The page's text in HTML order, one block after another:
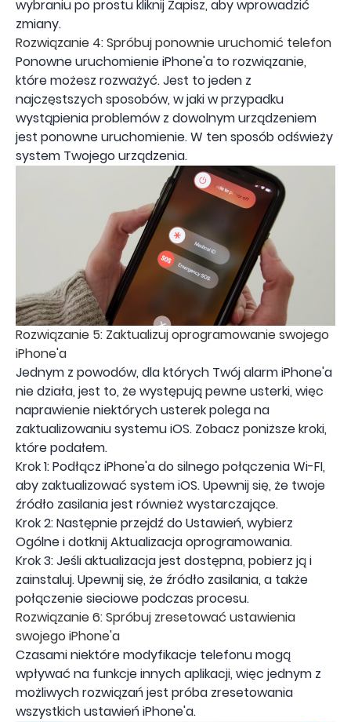
wybraniu po prostu kliknij Zapisz, aby wprowadzić
zmiany.
Rozwiązanie 4: Spróbuj ponownie uruchomić telefon
Ponowne uruchomienie iPhone'a to rozwiązanie,
które możesz rozważyć. Jest to jeden z
najczęstszych sposobów, w jaki w przypadku
wystąpienia problemów z dowolnym urządzeniem
jest ponowne uruchomienie. W ten sposób odświeży
system Twojego urządzenia.
Rozwiązanie 5: Zaktualizuj oprogramowanie swojego
iPhone'a
Jednym z powodów, dla których Twój alarm iPhone'a
nie działa, jest to, że występują pewne usterki, więc
naprawienie niektórych usterek polega na
zaktualizowaniu systemu iOS. Zobacz poniższe kroki,
które podałem.
Krok 1: Podłącz iPhone'a do silnego połączenia Wi-FI,
aby zaktualizować system iOS. Upewnij się, że twoje
źródło zasilania jest również wystarczające.
Krok 2: Następnie przejdź do Ustawień, wybierz
Ogólne i dotknij Aktualizacja oprogramowania.
Krok 3: Jeśli aktualizacja jest dostępna, pobierz ją i
zainstaluj. Upewnij się, że źródło zasilania, a także
połączenie sieciowe podczas procesu.
Rozwiązanie 6: Spróbuj zresetować ustawienia
swojego iPhone'a
Czasami niektóre modyfikacje telefonu mogą
wpływać na funkcje innych aplikacji, więc jednym z
możliwych rozwiązań jest próba zresetowania
wszystkich ustawień iPhone'a.